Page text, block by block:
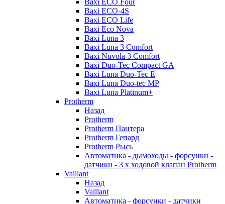
Baxi ECO Four
Baxi ECO-4S
Baxi ECO Life
Baxi Eco Nova
Baxi Luna 3
Baxi Luna 3 Comfort
Baxi Nuvola 3 Comfort
Baxi Duo-Tec Compact GA
Baxi Luna Duo-Tec E
Baxi Luna Duo-tec MP
Baxi Luna Platinum+
Protherm
Назад
Protherm
Protherm Пантера
Protherm Гепард
Protherm Рысь
Автоматика - дымоходы - форсунки -
датчики - 3 х ходовой клапан Protherm
Vaillant
Назад
Vaillant
Автоматика - форсунки - датчики